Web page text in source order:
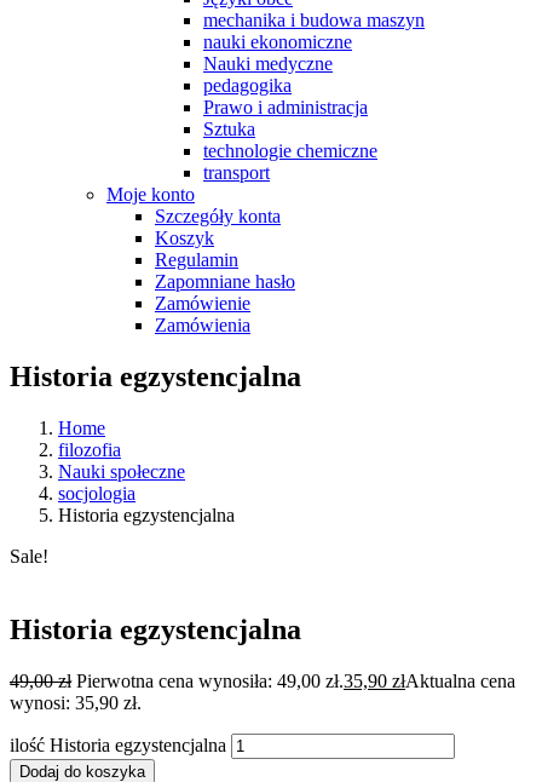
mechanika i budowa maszyn
nauki ekonomiczne
Nauki medyczne
pedagogika
Prawo i administracja
Sztuka
technologie chemiczne
transport
Moje konto
Szczegóły konta
Koszyk
Regulamin
Zapomniane hasło
Zamówienie
Zamówienia
Historia egzystencjalna
Home
filozofia
Nauki społeczne
socjologia
Historia egzystencjalna
Sale!
Historia egzystencjalna
49,00zł Pierwotna cena wynosiła: 49,00 zł.35,90 złAktualna cena
wynosi: 35,90 zł.
ilość Historia egzystencjalna
Dodaj do koszyka